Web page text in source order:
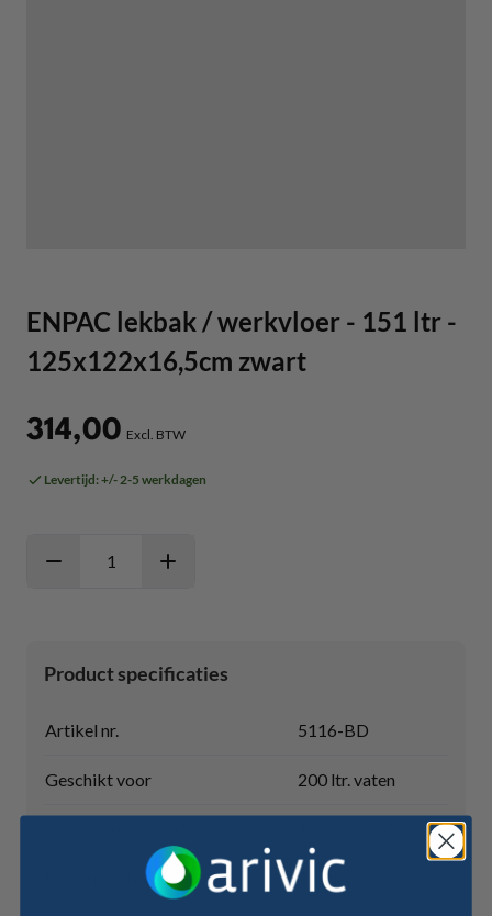
Product specificaties
Artikel nr. 5116-BD
Geschikt voor 200 ltr. vaten
125x122x16,5cm
Heftruck sleuven Zonder sleuven
ENPAC lekbak / werkvloer - 151 ltr -
125x122x16,5cm zwart
314,00
Levertijd: +/- 2-5 werkdagen